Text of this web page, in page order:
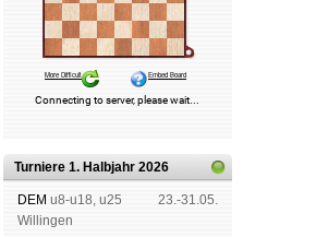
Turniere 1. Halbjahr 2026
DEM u8-u18, u25
Wil­lin­gen
23.-31.05.